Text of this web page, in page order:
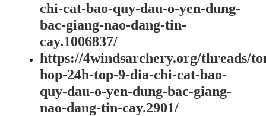
chi-cat-bao-quy-dau-o-yen-dung-
bac-giang-nao-dang-tin-
cay.1006837/
https://4windsarchery.org/threads/
hop-24h-top-9-dia-chi-cat-bao-
quy-dau-o-yen-dung-bac-giang-
nao-dang-tin-cay.2901/